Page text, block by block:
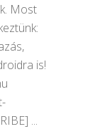
Most
is!